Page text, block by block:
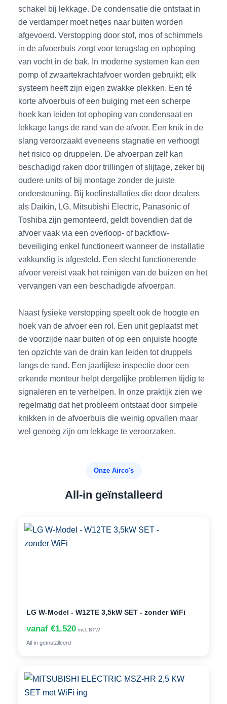
schakel bij lekkage. De condensatie die ontstaat in
de verdamper moet netjes naar buiten worden
afgevoerd. Verstopping door stof, mos of schimmels
in de afvoerbuis zorgt voor terugslag en ophoping
van vocht in de bak. In moderne systemen kan een
pomp of zwaartekrachtafvoer worden gebruikt; elk
systeem heeft zijn eigen zwakke plekken. Een té
korte afvoerbuis of een buiging met een scherpe
hoek kan leiden tot ophoping van condensaat en
lekkage langs de rand van de afvoer. Een knik in de
slang veroorzaakt eveneens stagnatie en verhoogt
het risico op druppelen. De afvoerpan zelf kan
beschadigd raken door trillingen of slijtage, zeker bij
oudere units of bij montage zonder de juiste
ondersteuning. Bij koelinstallaties die door dealers
als Daikin, LG, Mitsubishi Electric, Panasonic of
Toshiba zijn gemonteerd, geldt bovendien dat de
afvoer vaak via een overloop- of backflow-
beveiliging enkel functioneert wanneer de installatie
vakkundig is afgesteld. Een slecht functionerende
afvoer vereist vaak het reinigen van de buizen en het
vervangen van een beschadigde afvoerpan.
Naast fysieke verstopping speelt ook de hoogte en
hoek van de afvoer een rol. Een unit geplaatst met
de voorzijde naar buiten of op een onjuiste hoogte
ten opzichte van de drain kan leiden tot druppels
langs de rand. Een jaarlijkse inspectie door een
erkende monteur helpt dergelijke problemen tijdig te
signaleren en te verhelpen. In onze praktijk zien we
regelmatig dat het probleem ontstaat door simpele
knikken in de afvoerbuis die weinig opvallen maar
wel genoeg zijn om lekkage te veroorzaken.
Onze Airco's
All-in geïnstalleerd
LG W-Model - W12TE 3,5kW SET - zonder WiFi
vanaf €1.520 incl. BTW
All-in geïnstalleerd